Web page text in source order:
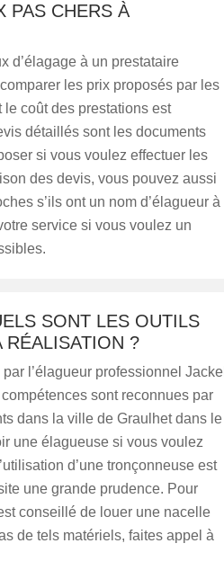
PAS CHERS À
d’élagage à un prestataire
les prix proposés par les
coût des prestations est
détaillés sont les documents
si vous voulez effectuer les
des devis, vous pouvez aussi
s’ils ont un nom d’élagueur à
service si vous voulez un
SONT LES OUTILS
RÉALISATION ?
l’élagueur professionnel Jackel
sont reconnues par
dans la ville de Graulhet dans le
une élagueuse si vous voulez
d’une tronçonneuse est
une grande prudence. Pour
conseillé de louer une nacelle
de tels matériels, faites appel à